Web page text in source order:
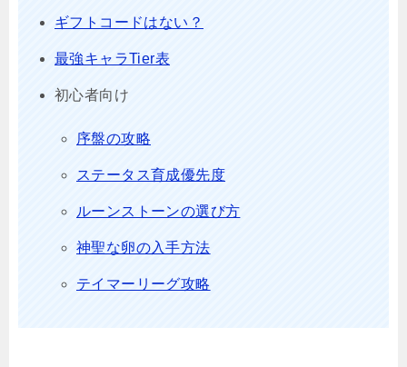
ギフトコードはない？
最強キャラTier表
初心者向け
序盤の攻略
ステータス育成優先度
ルーンストーンの選び方
神聖な卵の入手方法
テイマーリーグ攻略